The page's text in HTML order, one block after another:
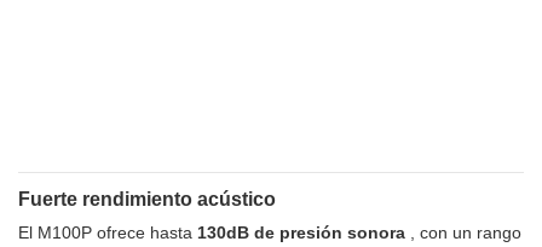
Fuerte rendimiento acústico
El M100P ofrece hasta 130dB de presión sonora , con un rango